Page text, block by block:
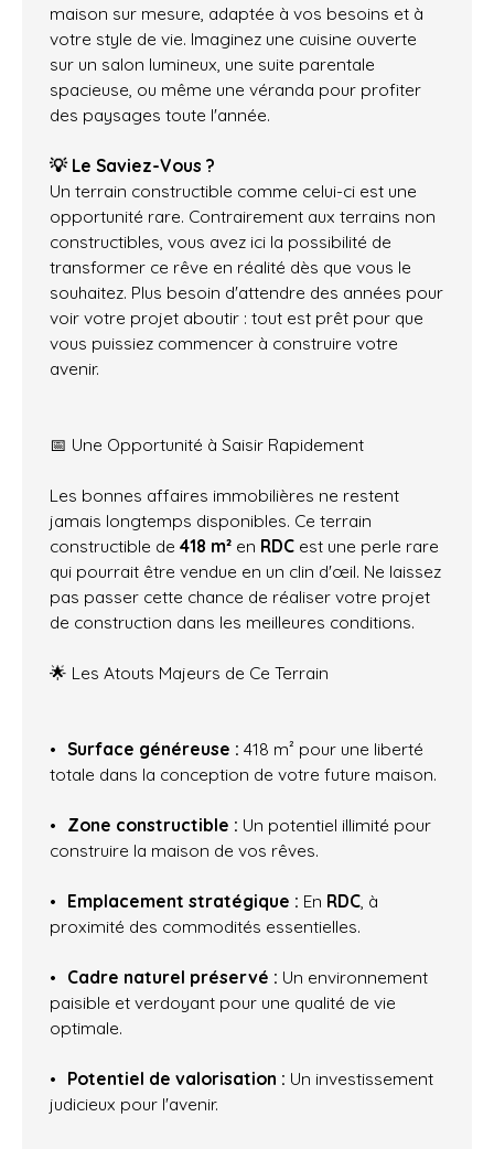
maison sur mesure, adaptée à vos besoins et à
votre style de vie. Imaginez une cuisine ouverte
sur un salon lumineux, une suite parentale
spacieuse, ou même une véranda pour profiter
des paysages toute l'année.
💡 Le Saviez-Vous ?
Un terrain constructible comme celui-ci est une
opportunité rare. Contrairement aux terrains non
constructibles, vous avez ici la possibilité de
transformer ce rêve en réalité dès que vous le
souhaitez. Plus besoin d'attendre des années pour
voir votre projet aboutir : tout est prêt pour que
vous puissiez commencer à construire votre
avenir.
📅 Une Opportunité à Saisir Rapidement
Les bonnes affaires immobilières ne restent
jamais longtemps disponibles. Ce terrain
constructible de 418 m² en RDC est une perle rare
qui pourrait être vendue en un clin d'œil. Ne laissez
pas passer cette chance de réaliser votre projet
de construction dans les meilleures conditions.
🌟 Les Atouts Majeurs de Ce Terrain
Surface généreuse : 418 m² pour une liberté
totale dans la conception de votre future maison.
Zone constructible : Un potentiel illimité pour
construire la maison de vos rêves.
Emplacement stratégique : En RDC, à
proximité des commodités essentielles.
Cadre naturel préservé : Un environnement
paisible et verdoyant pour une qualité de vie
optimale.
Potentiel de valorisation : Un investissement
judicieux pour l'avenir.